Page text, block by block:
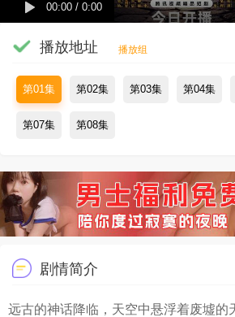
00:00 / 0:00
播放地址 播放组
第01集 第02集 第03集 第04集
第07集 第08集
剧情简介
远古的神话降临，天空中悬浮着废墟的